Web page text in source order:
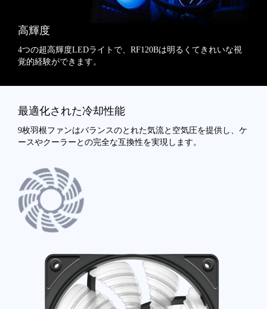
高輝度
4つの超高輝度LEDライトで、RF120Bは明るくてきれいな視
覚的経験ができます。
最適化された冷却性能
9枚羽根ファンはバランスのとれた気流と空気圧を提供し、ケ
ースやクーラーとの完全な互換性を実現します。